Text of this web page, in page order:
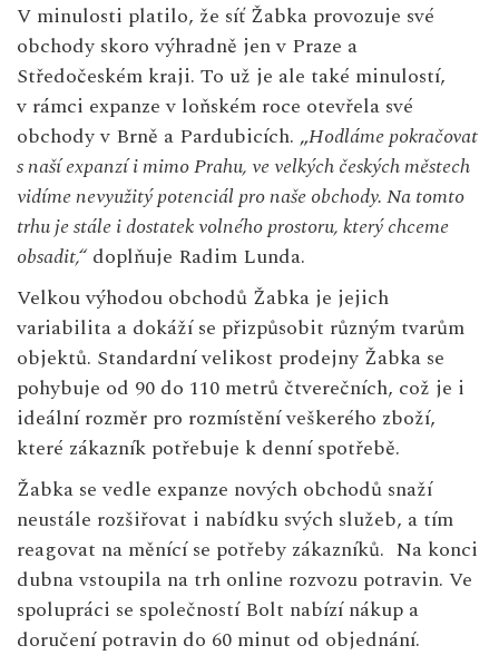
V minulosti platilo, že síť Žabka provozuje své
obchody skoro výhradně jen v Praze a
Středočeském kraji. To už je ale také minulostí,
v rámci expanze v loňském roce otevřela své
obchody v Brně a Pardubicích. „Hodláme pokračovat
s naší expanzí i mimo Prahu, ve velkých českých městech
vidíme nevyužitý potenciál pro naše obchody. Na tomto
trhu je stále i dostatek volného prostoru, který chceme
obsadit,“ doplňuje Radim Lunda.
Velkou výhodou obchodů Žabka je jejich
variabilita a dokáží se přizpůsobit různým tvarům
objektů. Standardní velikost prodejny Žabka se
pohybuje od 90 do 110 metrů čtverečních, což je i
ideální rozměr pro rozmístění veškerého zboží,
které zákazník potřebuje k denní spotřebě.
Žabka se vedle expanze nových obchodů snaží
neustále rozšiřovat i nabídku svých služeb, a tím
reagovat na měnící se potřeby zákazníků. Na konci
dubna vstoupila na trh online rozvozu potravin. Ve
spolupráci se společností Bolt nabízí nákup a
doručení potravin do 60 minut od objednání.